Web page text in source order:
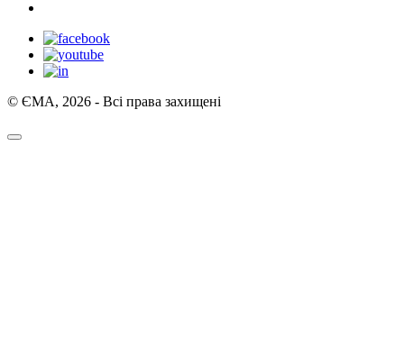
© ЄМА, 2026 - Всі права захищені